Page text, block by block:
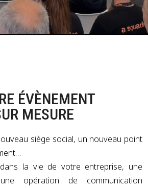
ÉVÈNEMENT
MESURE
siège social, un nouveau point
la vie de votre entreprise, une
opération de communication